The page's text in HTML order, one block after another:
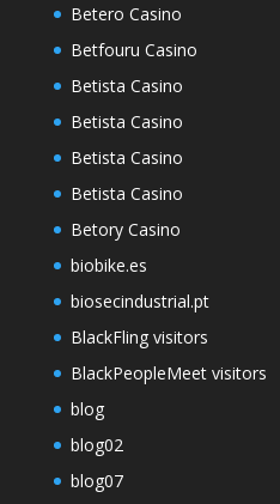
Betero Casino
Betfouru Casino
Betista Casino
Betista Casino
Betista Casino
Betista Casino
Betory Casino
biobike.es
biosecindustrial.pt
BlackFling visitors
BlackPeopleMeet visitors
blog
blog02
blog07